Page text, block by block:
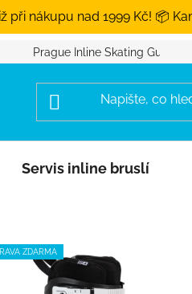
při nákupu nad 1999 Kč! 📦
Prague Inline Skating Guide
Servis inline bruslí
ZDARMA